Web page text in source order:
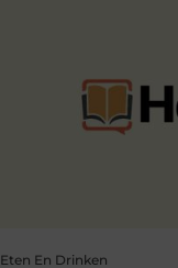
Eten En Drinken